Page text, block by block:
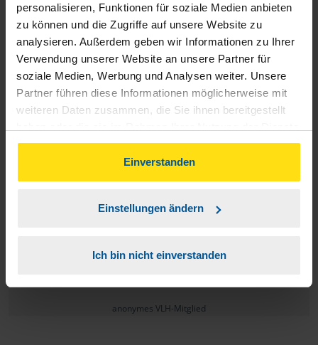
personalisieren, Funktionen für soziale Medien anbieten
zu können und die Zugriffe auf unsere Website zu
analysieren. Außerdem geben wir Informationen zu Ihrer
Verwendung unserer Website an unsere Partner für
soziale Medien, Werbung und Analysen weiter. Unsere
Partner führen diese Informationen möglicherweise mit
weiteren Daten zusammen, die Sie ihnen bereitgestellt
gesammelt haben. Indem Sie auf Einverstanden klicken,
können Sie der Verwendung von Cookies, gemäß
unserer
Einverstanden
Einstellungen ändern
Ich bin nicht einverstanden
J.Kaiser
Nie Probleme, immer wieder diese Beratungsstelle mit
dieser Beraterin. Fachlich einfach spitze und freundlich
anonymes VLH-Mitglied
anonymes VLH-Mitglied